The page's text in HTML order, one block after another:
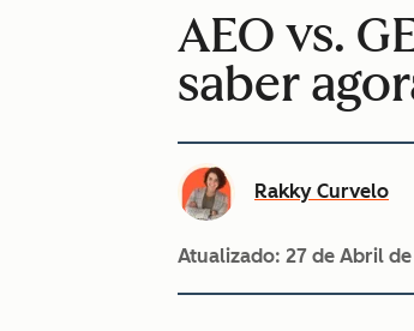
AEO vs.
saber
Rakky Curvelo
Atualizado: 27 de Abril